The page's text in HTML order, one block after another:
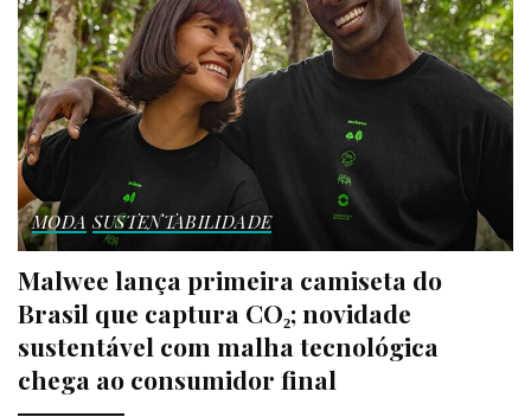
MODA SUSTENTABILIDADE
Malwee lança primeira camiseta do
Brasil que captura CO₂; novidade
sustentável com malha tecnológica
chega ao consumidor final